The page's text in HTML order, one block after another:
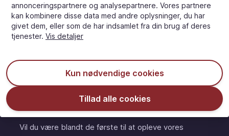
E-mail:ecommerce@carletti.dk
Kundeservice
Kontakt os
Tilmeld dig vores nyhedsbrev
Vil du være blandt de første til at opleve vores
annonceringspartnere og analysepartnere. Vores partnere
kan kombinere disse data med andre oplysninger, du har
givet dem, eller som de har indsamlet fra din brug af deres
tjenester. Vis detaljer
Kun nødvendige cookies
Tillad alle cookies